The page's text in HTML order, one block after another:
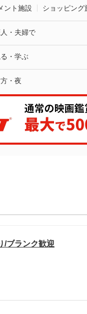
ント施設 ショッピング
・夫婦で
・学ぶ
・夜
/ブランク歓迎